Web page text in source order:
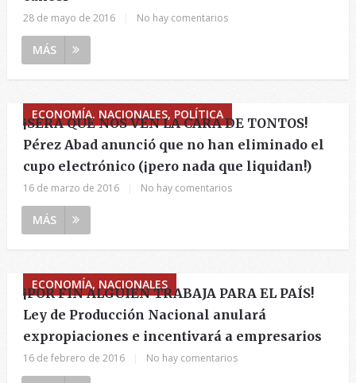
28 de mayo de 2016 No hay comentarios
MÁS
ECONOMÍA, NACIONALES, POLÍTICA
¡SERA QUE NOS VEN LA CARA DE TONTOS!
Pérez Abad anunció que no han eliminado el
cupo electrónico (¡pero nada que liquidan!)
16 de marzo de 2016 No hay comentarios
MÁS
ECONOMÍA, NACIONALES
¡POR FIN ALGUIEN TRABAJA PARA EL PAÍS!
Ley de Producción Nacional anulará
expropiaciones e incentivará a empresarios
16 de febrero de 2016 No hay comentarios